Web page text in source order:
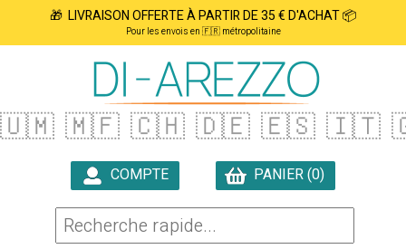
🎁 LIVRAISON OFFERTE À PARTIR DE 35 € D'ACHAT 📦
Pour les envois en 🇫🇷 métropolitaine
🇺🇲 🇲🇫 🇨🇭 🇩🇪 🇪🇸 🇮🇹
COMPTE
PANIER (0)